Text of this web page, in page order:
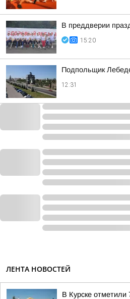
В преддверии
15:20
Подпольщик
12:31
ЛЕНТА НОВОСТЕЙ
В Курске отметили